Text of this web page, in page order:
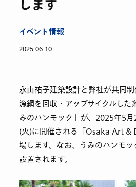
します
イベント情報
2025.06.10
永山祐子建築設計と弊社が共同
漁網を回収・アップサイクルした
みのハンモック」が、2025年5
(火)に開催される「Osaka Art &
場します。なお、うみのハンモ
設置されます。